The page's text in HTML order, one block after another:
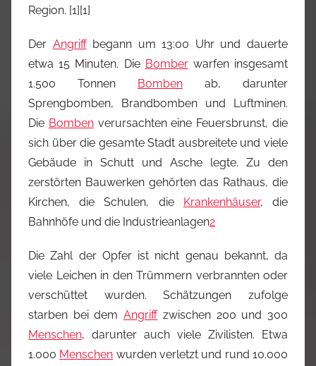
Region. [1][1]
Der Angriffbegann um 13:00 Uhr und dauerte
etwa 15 Minuten. Die Bomberwarfen insgesamt
1.500 Tonnen Bomben ab, darunter
Sprengbomben, Brandbomben und Luftminen.
Die Bombenverursachten eine Feuersbrunst, die
sich über die gesamte Stadt ausbreitete und viele
Gebäude in Schutt und Asche legte. Zu den
zerstörten Bauwerken gehörten das Rathaus, die
Kirchen, die Schulen, die Krankenhäuser, die
Bahnhöfe und die Industrieanlagen2
Die Zahl der Opfer ist nicht genau bekannt, da
viele Leichen in den Trümmern verbrannten oder
verschüttet wurden. Schätzungen zufolge
starben bei demAngriffzwischen 200 und 300
Menschen, darunter auch viele Zivilisten. Etwa
1.000 Menschen wurden verletzt und rund 10.000